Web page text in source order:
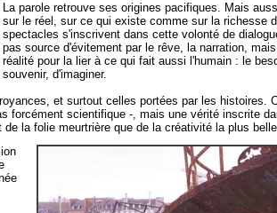
La parole retrouve ses origines pacifiques. Mais
sur le réel, sur ce qui existe comme sur la richesse
spectacles s'inscrivent dans cette volonté de
pas source d'évitement par le rêve, la narration,
réalité pour la lier à ce qui fait aussi l'humain : le
souvenir, d'imaginer.
et surtout celles portées par les histoires.
forcément scientifique -, mais une vérité inscrite
la folie meurtrière que de la créativité la plus